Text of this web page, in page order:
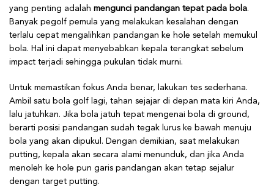
yang penting adalah mengunci pandangan tepat pada bola.
Banyak pegolf pemula yang melakukan kesalahan dengan
terlalu cepat mengalihkan pandangan ke hole setelah memukul
bola. Hal ini dapat menyebabkan kepala terangkat sebelum
impact terjadi sehingga pukulan tidak murni.
Untuk memastikan fokus Anda benar, lakukan tes sederhana.
Ambil satu bola golf lagi, tahan sejajar di depan mata kiri Anda,
lalu jatuhkan. Jika bola jatuh tepat mengenai bola di ground,
berarti posisi pandangan sudah tegak lurus ke bawah menuju
bola yang akan dipukul. Dengan demikian, saat melakukan
putting, kepala akan secara alami menunduk, dan jika Anda
menoleh ke hole pun garis pandangan akan tetap sejalur
dengan target putting.